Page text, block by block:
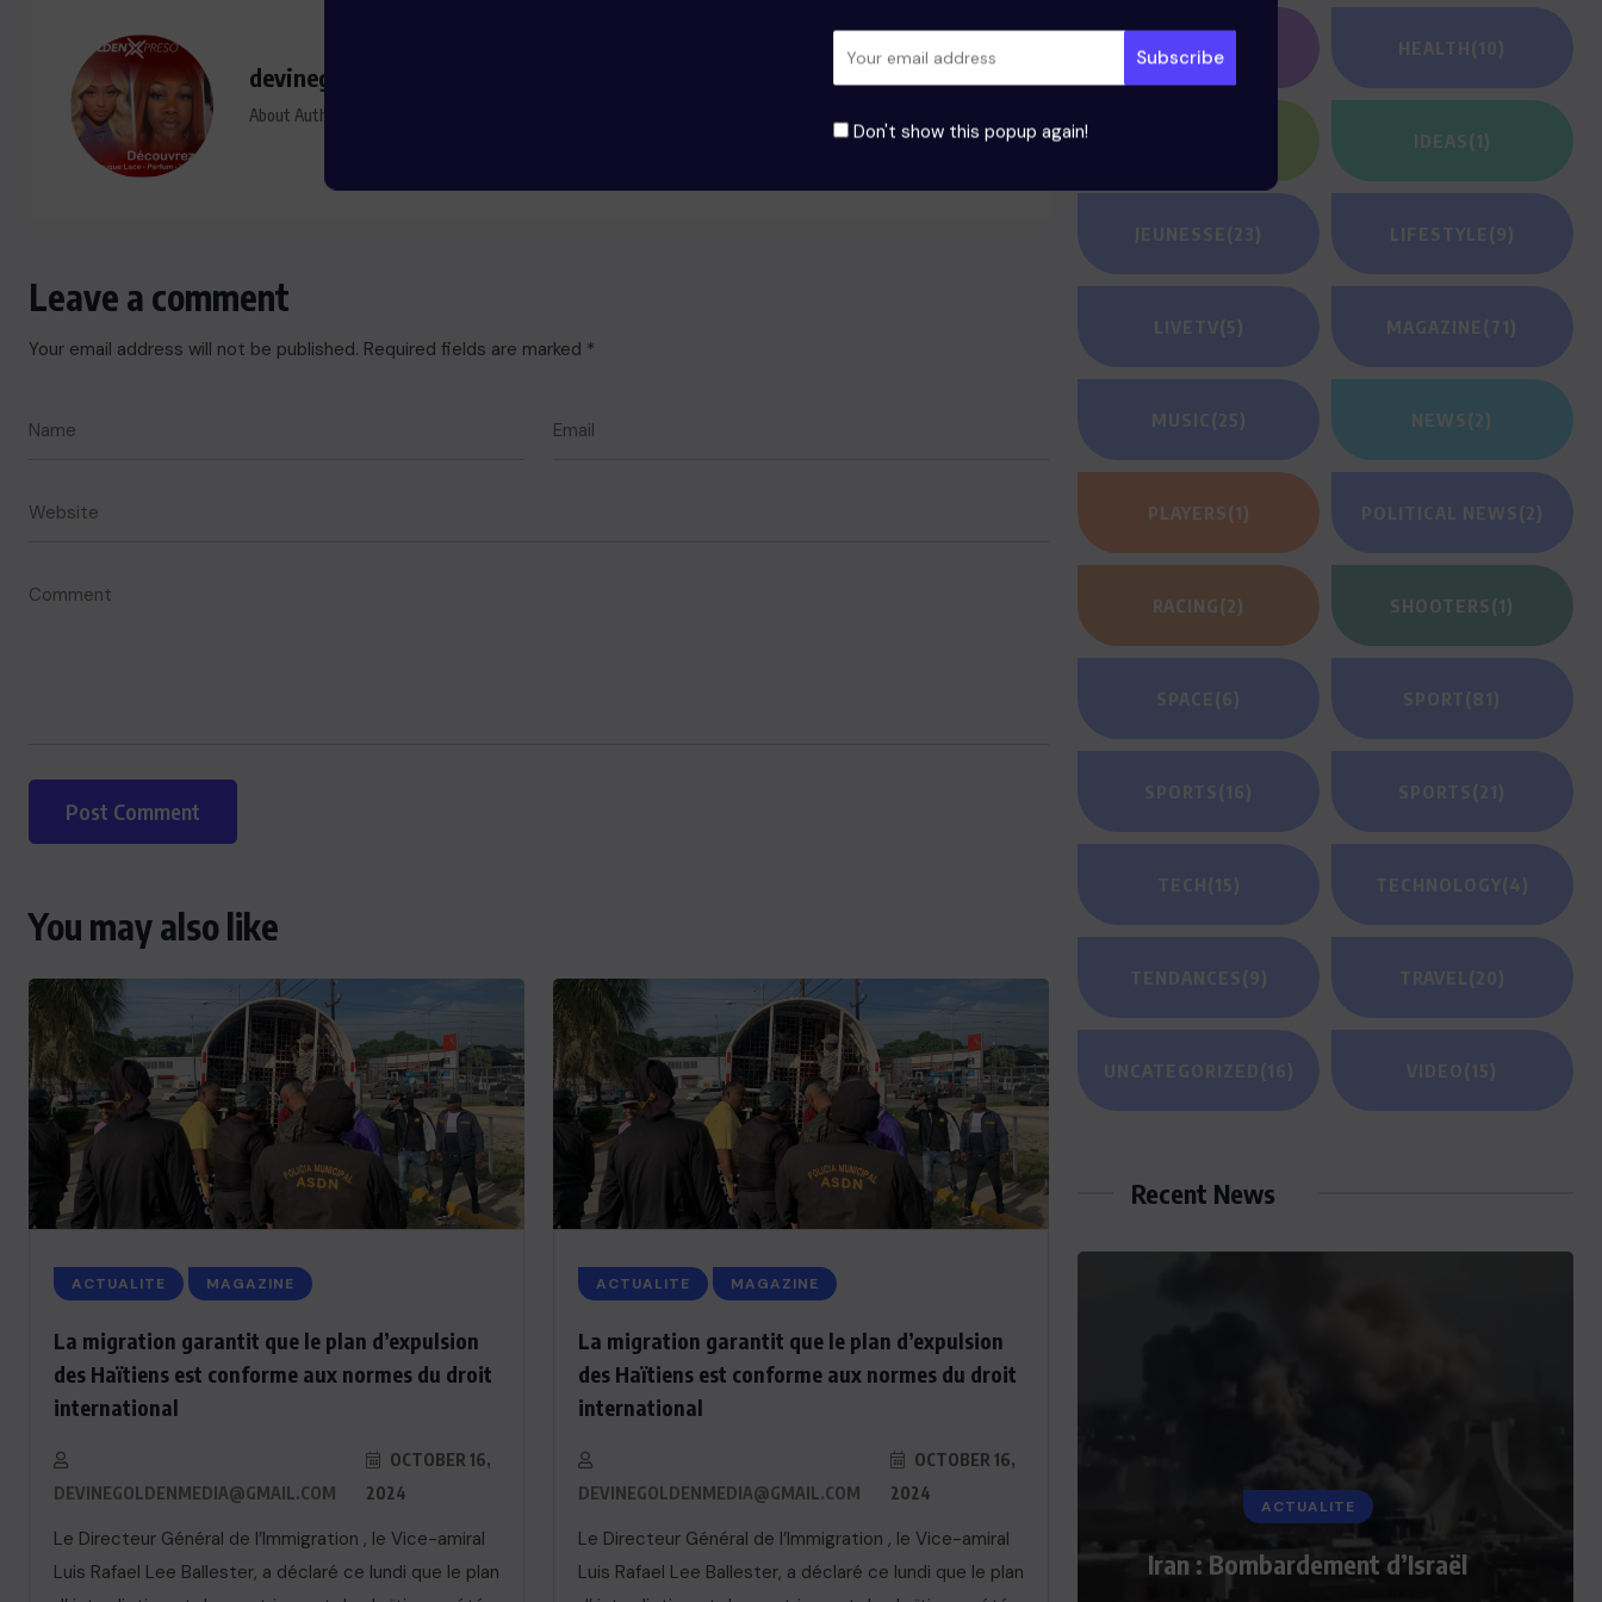
Don't show this popup again!
devinegoldenmedia@gmail.com
About Author
Leave a comment
Your email address will not be published. Required fields are marked *
You may also like
ACTUALITE MAGAZINE
La migration garantit que le plan d’expulsion
des Haïtiens est conforme aux normes du droit
international
DEVINEGOLDENMEDIA@GMAIL.COM
OCTOBER 16,
2024
Le Directeur Général de l’Immigration , le Vice-amiral
Luis Rafael Lee Ballester, a déclaré ce lundi que le plan
ACTUALITE MAGAZINE
La migration garantit que le plan d’expulsion
des Haïtiens est conforme aux normes du droit
international
DEVINEGOLDENMEDIA@GMAIL.COM
OCTOBER 16,
2024
Le Directeur Général de l’Immigration , le Vice-amiral
Luis Rafael Lee Ballester, a déclaré ce lundi que le plan
GAMING HEALTH(10)
IDEAS(1)
JEUNESSE(23) LIFESTYLE(9)
LIVETV(5) MAGAZINE(71)
MUSIC (25) NEWS(2)
PLAYERS(1) POLITICAL NEWS(2)
RACING(2) SHOOTERS(1)
SPACE(6) SPORT(81)
SPORTS(16) SPORTS(21)
TECH(15) TECHNOLOGY(4)
TENDANCES(9) TRAVEL (20)
UNCATEGORIZED(16) VIDEO(15)
Recent News
Haiti : Cinéma haïtien à Londres
ACTUALITE
Iran : Bombardement d’Israël
Le président Lula sur la situation
de Cuba